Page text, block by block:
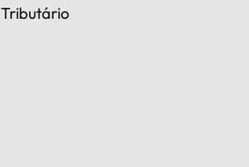
Tributário